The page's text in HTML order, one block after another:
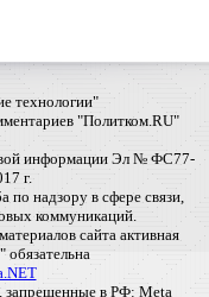
технологии"
"Политком.RU"
информации Эл № ФС77-
г.
надзору в сфере связи,
коммуникаций.
сайта активная
обязательна
запрещенные в РФ: Meta